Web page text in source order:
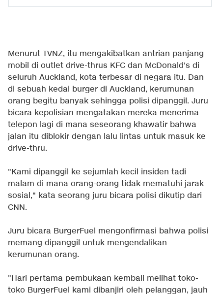
Menurut TVNZ, itu mengakibatkan antrian panjang
mobil di outlet drive-thrus KFC dan McDonald's di
seluruh Auckland, kota terbesar di negara itu. Dan
di sebuah kedai burger di Auckland, kerumunan
orang begitu banyak sehingga polisi dipanggil. Juru
bicara kepolisian mengatakan mereka menerima
telepon lagi di mana seseorang khawatir bahwa
jalan itu diblokir dengan lalu lintas untuk masuk ke
drive-thru.
"Kami dipanggil ke sejumlah kecil insiden tadi
malam di mana orang-orang tidak mematuhi jarak
sosial," kata seorang juru bicara polisi dikutip dari
CNN.
Juru bicara BurgerFuel mengonfirmasi bahwa polisi
memang dipanggil untuk mengendalikan
kerumunan orang.
"Hari pertama pembukaan kembali melihat toko-
toko BurgerFuel kami dibanjiri oleh pelanggan, jauh